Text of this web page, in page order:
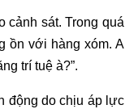
cảnh sát. Trong quá
ồn với hàng xóm. A
trí tuệ à?”.
động do chịu áp lực